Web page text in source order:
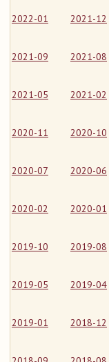
2022-01 2021-12
2021-09 2021-08
2021-05 2021-02
2020-11 2020-10
2020-07 2020-06
2020-02 2020-01
2019-10 2019-08
2019-05 2019-04
2019-01 2018-12